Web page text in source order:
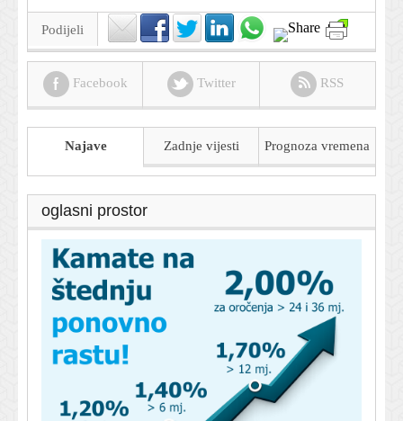
Podijeli
Facebook Twitter RSS
Najave Zadnje vijesti Prognoza vremena
oglasni prostor